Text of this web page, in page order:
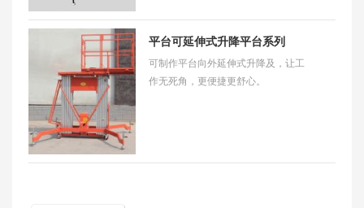
卷扬机的极佳代替品。
平台可延伸式升降平台系列
（PTYS)
可制作平台向外延伸式升降及，让工
作无死角，更便捷更舒心。